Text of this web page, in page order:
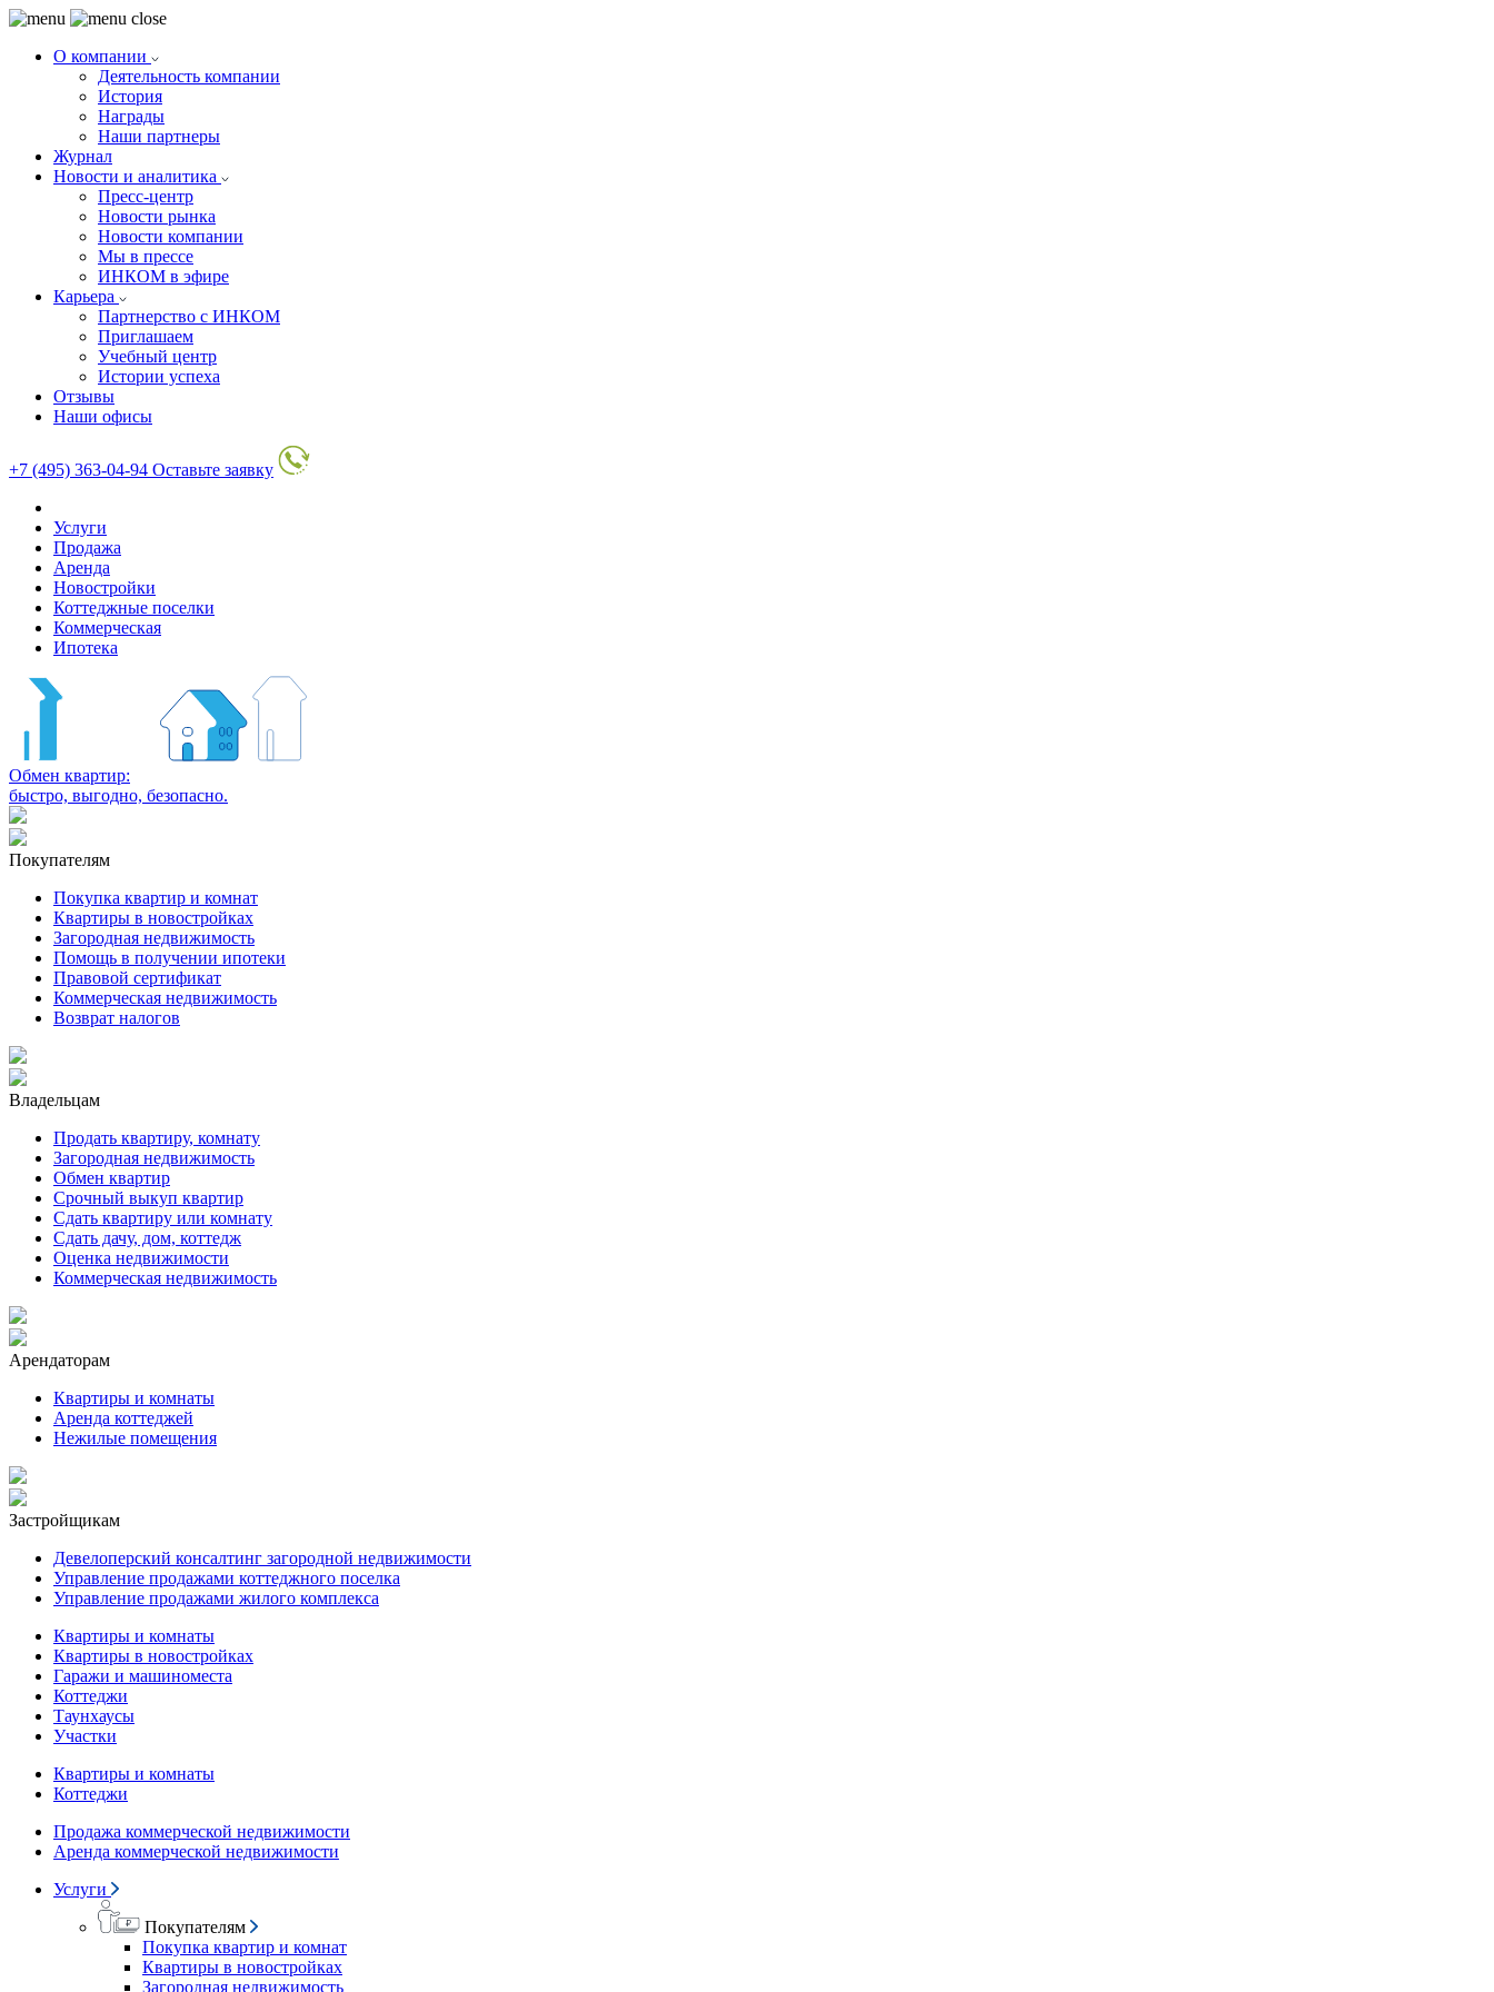
О компании
Деятельность компании
История
Награды
Наши партнеры
Журнал
Новости и аналитика
Пресс-центр
Новости рынка
Новости компании
Мы в прессе
ИНКОМ в эфире
Карьера
Партнерство с ИНКОМ
Приглашаем
Учебный центр
Истории успеха
Отзывы
Наши офисы
+7 (495) 363-04-94 Оставьте заявку
Услуги
Продажа
Аренда
Новостройки
Коттеджные поселки
Коммерческая
Ипотека
Обмен квартир:
быстро, выгодно, безопасно.
Покупателям
Покупка квартир и комнат
Квартиры в новостройках
Загородная недвижимость
Помощь в получении ипотеки
Правовой сертификат
Коммерческая недвижимость
Возврат налогов
Владельцам
Продать квартиру, комнату
Загородная недвижимость
Обмен квартир
Срочный выкуп квартир
Сдать квартиру или комнату
Сдать дачу, дом, коттедж
Оценка недвижимости
Коммерческая недвижимость
Арендаторам
Квартиры и комнаты
Аренда коттеджей
Нежилые помещения
Застройщикам
Девелоперский консалтинг загородной недвижимости
Управление продажами коттеджного поселка
Управление продажами жилого комплекса
Квартиры и комнаты
Квартиры в новостройках
Гаражи и машиноместа
Коттеджи
Таунхаусы
Участки
Квартиры и комнаты
Коттеджи
Продажа коммерческой недвижимости
Аренда коммерческой недвижимости
Услуги
Покупателям
Покупка квартир и комнат
Квартиры в новостройках
Загородная недвижимость